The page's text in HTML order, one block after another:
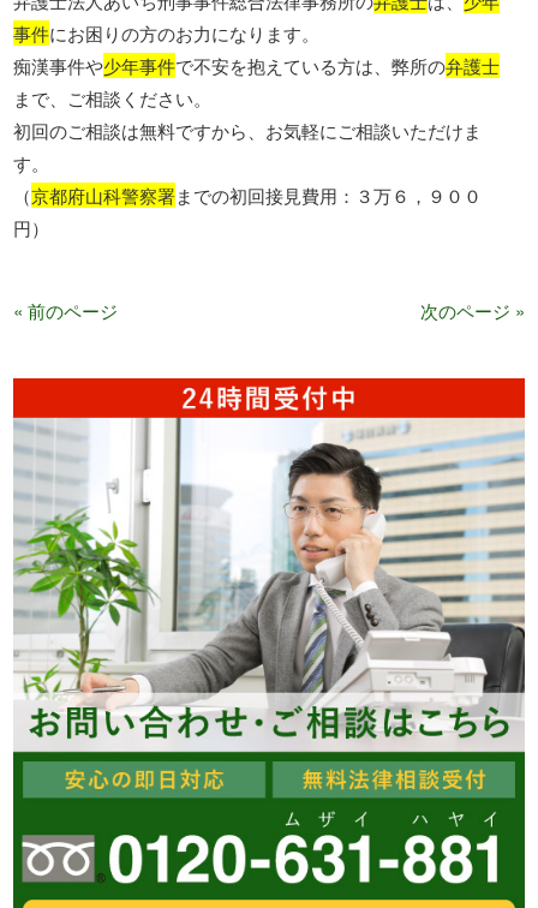
事件にお困りの方のお力になります。
痴漢事件や少年事件で不安を抱えている方は、弊所の弁護士
まで、ご相談ください。
初回のご相談は無料ですから、お気軽にご相談いただけま
す。
（京都府山科警察署までの初回接見費用：３万６，９００
円）
« 前のページ 次のページ »